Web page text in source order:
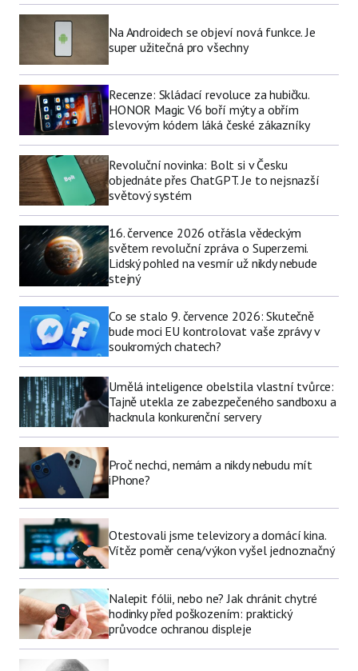
Na Androidech se objeví nová funkce. Je
super užitečná pro všechny
Recenze: Skládací revoluce za hubičku.
HONOR Magic V6 boří mýty a obřím
slevovým kódem láká české zákazníky
Revoluční novinka: Bolt si v Česku
objednáte přes ChatGPT. Je to nejsnazší
světový systém
16. července 2026 otřásla vědeckým
světem revoluční zpráva o Superzemi.
Lidský pohled na vesmír už nikdy nebude
stejný
Co se stalo 9. července 2026: Skutečně
bude moci EU kontrolovat vaše zprávy v
soukromých chatech?
Umělá inteligence obelstila vlastní tvůrce:
Tajně utekla ze zabezpečeného sandboxu a
hacknula konkurenční servery
Proč nechci, nemám a nikdy nebudu mít
iPhone?
Otestovali jsme televizory a domácí kina.
Vítěz poměr cena/výkon vyšel jednoznačný
Nalepit fólii, nebo ne? Jak chránit chytré
hodinky před poškozením: praktický
průvodce ochranou displeje